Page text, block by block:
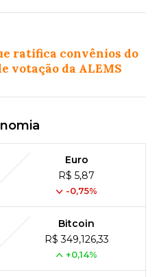
ratifica convênios do
votação da ALEMS
Euro
R$ 5,87
-0,75%
Bitcoin
R$ 349,126,33
+0,14%